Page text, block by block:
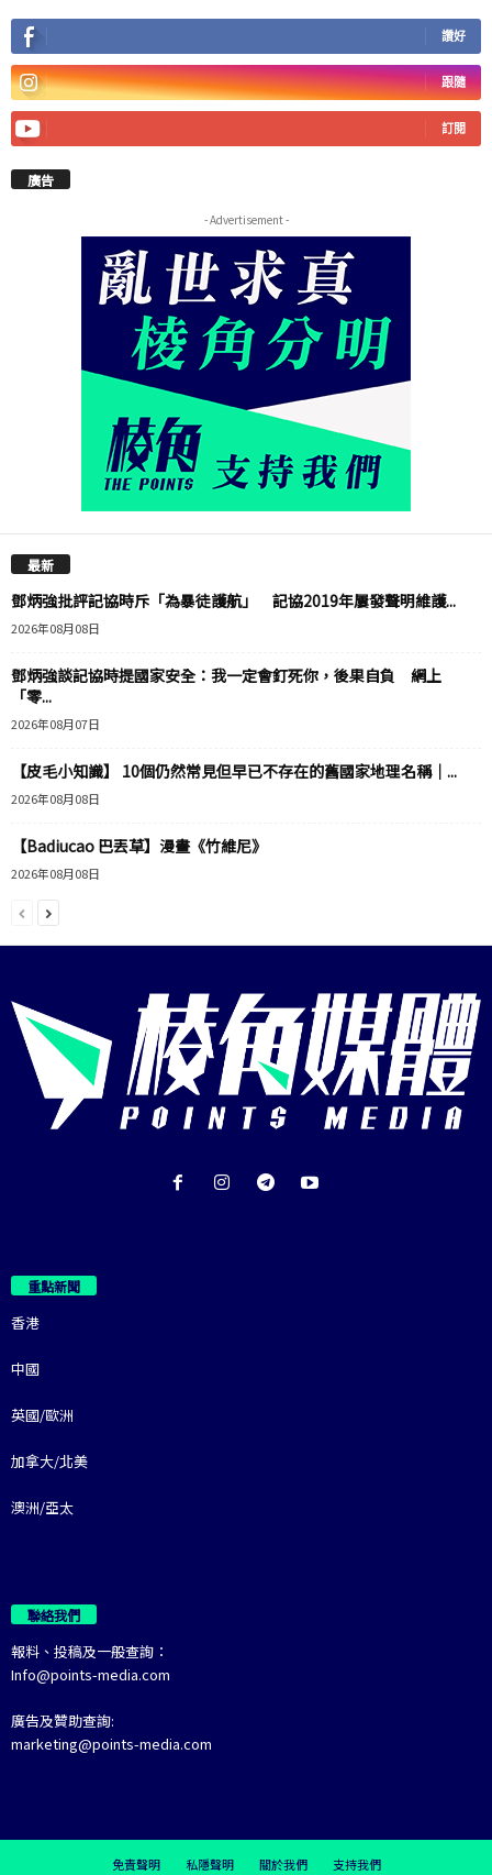
讚好
跟隨
訂閱
廣告
- Advertisement -
最新
鄧炳強批評記協時斥「為暴徒護航」 記協2019年屢發聲明維護...
2026年08月08日
鄧炳強談記協時提國家安全：我一定會釘死你，後果自負 網上
「零...
2026年08月07日
【皮毛小知識】 10個仍然常見但早已不存在的舊國家地理名稱｜...
2026年08月08日
【Badiucao 巴丟草】漫畫《竹維尼》
2026年08月08日
重點新聞
香港
中國
英國/歐洲
加拿大/北美
澳洲/亞太
聯絡我們
報料、投稿及一般查詢：
Info@points-media.com
廣告及贊助查詢:
marketing@points-media.com
免責聲明 私隱聲明 關於我們 支持我們